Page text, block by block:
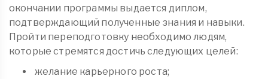
окончании программы выдается диплом,
подтверждающий полученные знания и навыки.
Пройти переподготовку необходимо людям,
которые стремятся достичь следующих целей:
желание карьерного роста;